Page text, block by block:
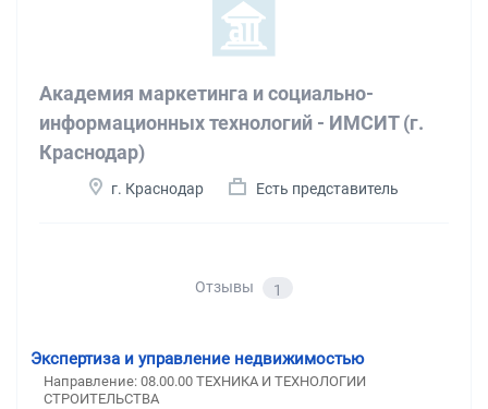
Академия маркетинга и социально-
информационных технологий - ИМСИТ (г.
Краснодар)
г. Краснодар Есть представитель
Отзывы 1
Экспертиза и управление недвижимостью
Направление: 08.00.00 ТЕХНИКА И ТЕХНОЛОГИИ
СТРОИТЕЛЬСТВА